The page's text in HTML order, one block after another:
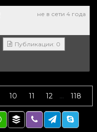
не в сети 4 года
Публикации: 0
10 11 12 ... 118